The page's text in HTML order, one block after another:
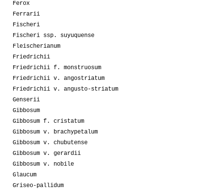
Ferox
Ferrarii
Fischeri
Fischeri ssp. suyuquense
Fleischerianum
Friedrichii
Friedrichii f. monstruosum
Friedrichii v. angostriatum
Friedrichii v. angusto-striatum
Genserii
Gibbosum
Gibbosum f. cristatum
Gibbosum v. brachypetalum
Gibbosum v. chubutense
Gibbosum v. gerardii
Gibbosum v. nobile
Glaucum
Griseo-pallidum